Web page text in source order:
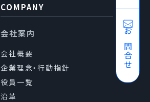
お問合せ
COMPANY
会社案内
会社概要
企業理念・行動指針
役員一覧
沿革